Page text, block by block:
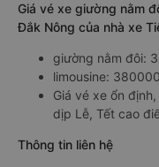
Giá vé xe giường nằm
Đắk Nông của nhà xe
giường nằm đôi:
limousine:
Giá vé xe ổn
dịp Lễ, Tết cao
Thông tin liên hệ